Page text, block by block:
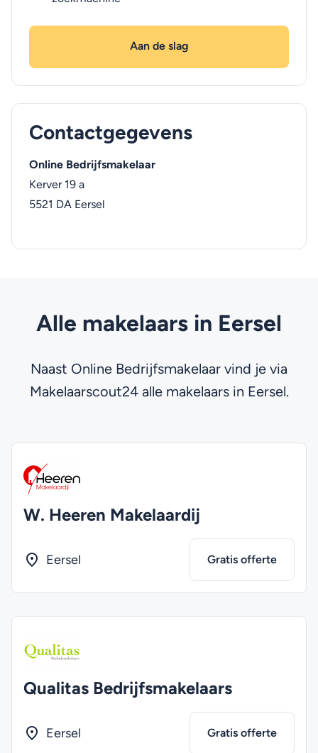
Aan de slag
Contactgegevens
Online Bedrijfsmakelaar
Kerver 19 a
5521 DA Eersel
Alle makelaars in Eersel
Naast Online Bedrijfsmakelaar vind je via
Makelaarscout24 alle makelaars in Eersel.
W. Heeren Makelaardij
Eersel Gratis offerte
Qualitas Bedrijfsmakelaars
Eersel Gratis offerte